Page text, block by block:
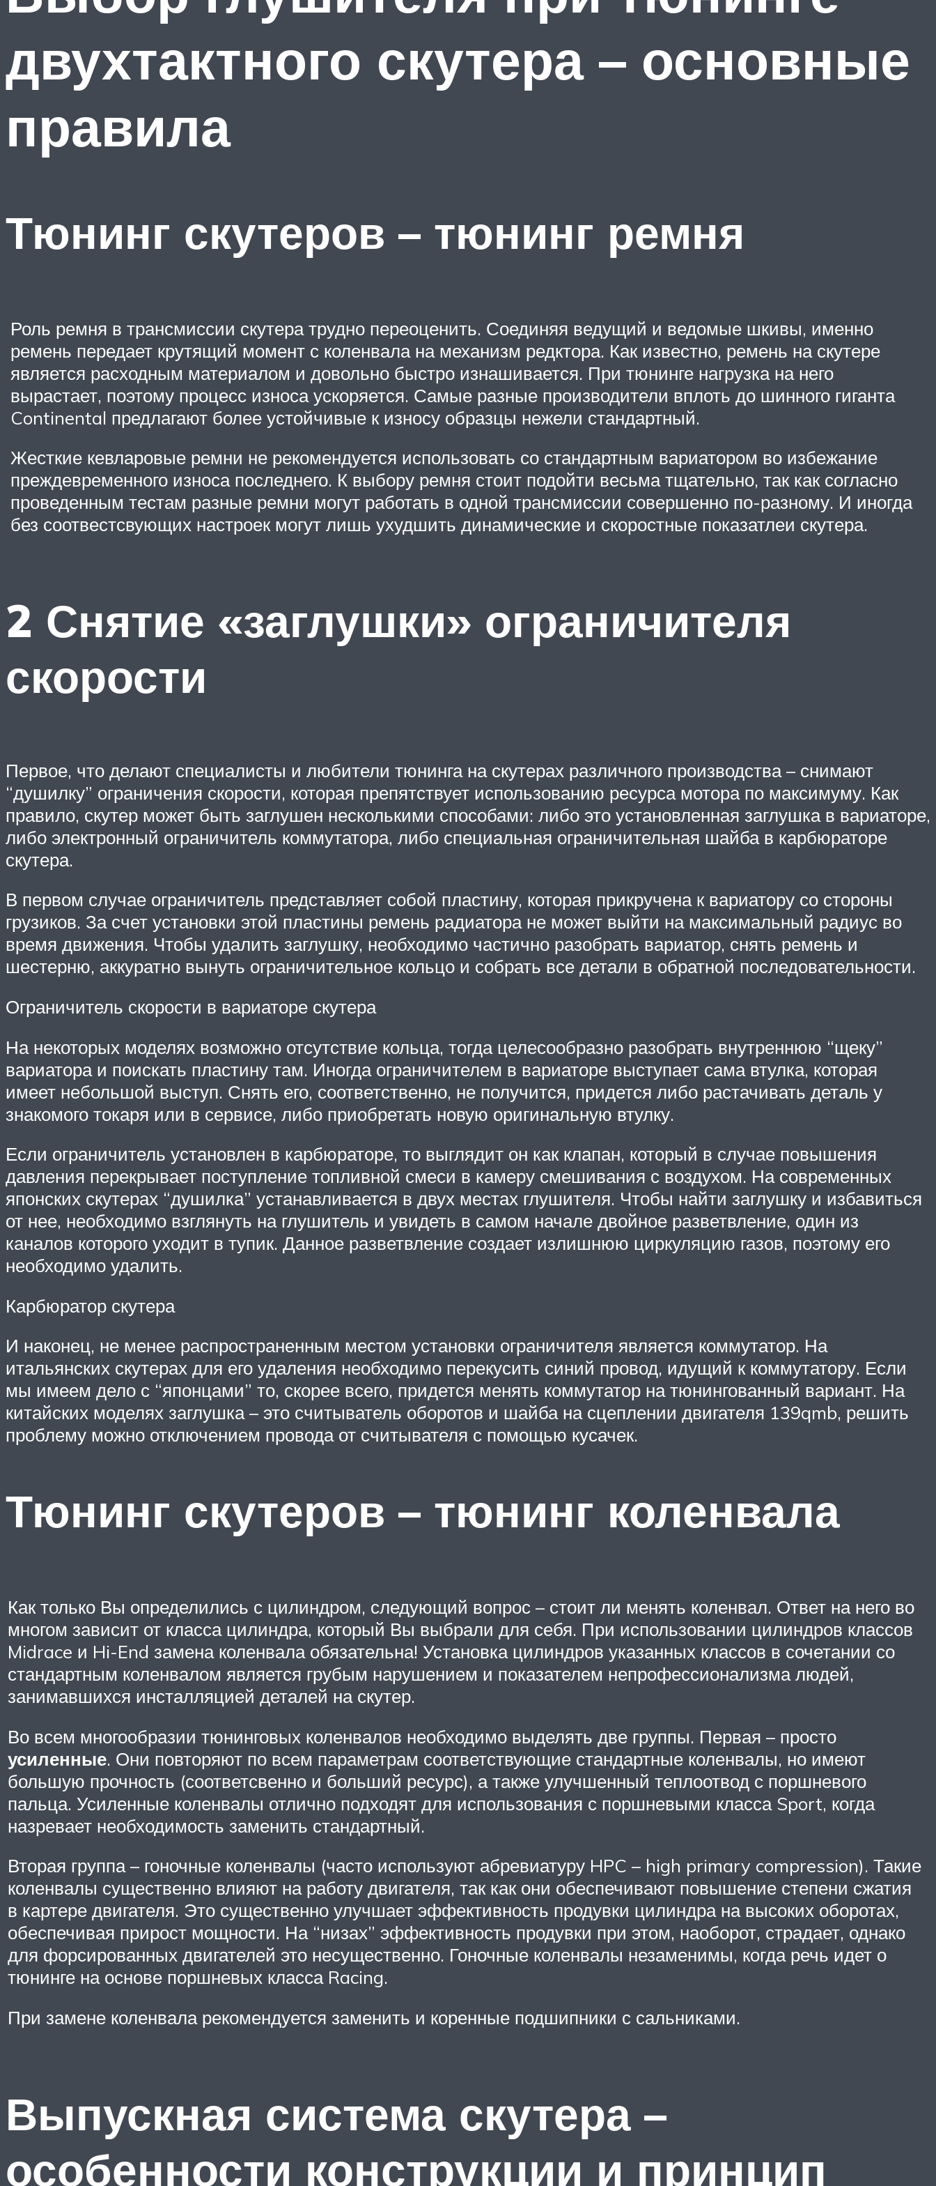
двухтактного скутера – основные
правила
Тюнинг скутеров – тюнинг ремня
Роль ремня в трансмиссии скутера трудно переоценить. Соединяя ведущий и ведомые шкивы, именно
ремень передает крутящий момент с коленвала на механизм редктора. Как известно, ремень на скутере
является расходным материалом и довольно быстро изнашивается. При тюнинге нагрузка на него
вырастает, поэтому процесс износа ускоряется. Самые разные производители вплоть до шинного гиганта
Continental предлагают более устойчивые к износу образцы нежели стандартный.
Жесткие кевларовые ремни не рекомендуется использовать со стандартным вариатором во избежание
преждевременного износа последнего. К выбору ремня стоит подойти весьма тщательно, так как согласно
проведенным тестам разные ремни могут работать в одной трансмиссии совершенно по-разному. И иногда
без соотвестсвующих настроек могут лишь ухудшить динамические и скоростные показатлеи скутера.
2 Снятие «заглушки» ограничителя
скорости
Первое, что делают специалисты и любители тюнинга на скутерах различного производства – снимают
“душилку” ограничения скорости, которая препятствует использованию ресурса мотора по максимуму. Как
правило, скутер может быть заглушен несколькими способами: либо это установленная заглушка в вариаторе,
либо электронный ограничитель коммутатора, либо специальная ограничительная шайба в карбюраторе
скутера.
В первом случае ограничитель представляет собой пластину, которая прикручена к вариатору со стороны
грузиков. За счет установки этой пластины ремень радиатора не может выйти на максимальный радиус во
время движения. Чтобы удалить заглушку, необходимо частично разобрать вариатор, снять ремень и
шестерню, аккуратно вынуть ограничительное кольцо и собрать все детали в обратной последовательности.
Ограничитель скорости в вариаторе скутера
На некоторых моделях возможно отсутствие кольца, тогда целесообразно разобрать внутреннюю “щеку”
вариатора и поискать пластину там. Иногда ограничителем в вариаторе выступает сама втулка, которая
имеет небольшой выступ. Снять его, соответственно, не получится, придется либо растачивать деталь у
знакомого токаря или в сервисе, либо приобретать новую оригинальную втулку.
Если ограничитель установлен в карбюраторе, то выглядит он как клапан, который в случае повышения
давления перекрывает поступление топливной смеси в камеру смешивания с воздухом. На современных
японских скутерах “душилка” устанавливается в двух местах глушителя. Чтобы найти заглушку и избавиться
от нее, необходимо взглянуть на глушитель и увидеть в самом начале двойное разветвление, один из
каналов которого уходит в тупик. Данное разветвление создает излишнюю циркуляцию газов, поэтому его
необходимо удалить.
Карбюратор скутера
И наконец, не менее распространенным местом установки ограничителя является коммутатор. На
итальянских скутерах для его удаления необходимо перекусить синий провод, идущий к коммутатору. Если
мы имеем дело с “японцами” то, скорее всего, придется менять коммутатор на тюнингованный вариант. На
китайских моделях заглушка – это считыватель оборотов и шайба на сцеплении двигателя 139qmb, решить
проблему можно отключением провода от считывателя с помощью кусачек.
Тюнинг скутеров – тюнинг коленвала
Как только Вы определились с цилиндром, следующий вопрос – стоит ли менять коленвал. Ответ на него во
многом зависит от класса цилиндра, который Вы выбрали для себя. При использовании цилиндров классов
Midrace и Hi-End замена коленвала обязательна! Установка цилиндров указанных классов в сочетании со
стандартным коленвалом является грубым нарушением и показателем непрофессионализма людей,
занимавшихся инсталляцией деталей на скутер.
Во всем многообразии тюнинговых коленвалов необходимо выделять две группы. Первая – просто
усиленные. Они повторяют по всем параметрам соответствующие стандартные коленвалы, но имеют
большую прочность (соответсвенно и больший ресурс), а также улучшенный теплоотвод с поршневого
пальца. Усиленные коленвалы отлично подходят для использования с поршневыми класса Sport, когда
назревает необходимость заменить стандартный.
Вторая группа – гоночные коленвалы (часто используют абревиатуру HPC – high primary compression). Такие
коленвалы существенно влияют на работу двигателя, так как они обеспечивают повышение степени сжатия
в картере двигателя. Это существенно улучшает эффективность продувки цилиндра на высоких оборотах,
обеспечивая прирост мощности. На “низах” эффективность продувки при этом, наоборот, страдает, однако
для форсированных двигателей это несущественно. Гоночные коленвалы незаменимы, когда речь идет о
тюнинге на основе поршневых класса Racing.
При замене коленвала рекомендуется заменить и коренные подшипники с сальниками.
Выпускная система скутера –
особенности конструкции и принцип